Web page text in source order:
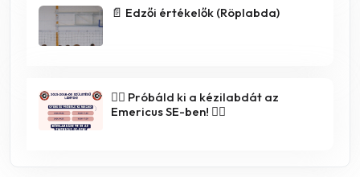
📄 Edzői értékelők (Röplabda)
🤾‍♀️ Próbáld ki a kézilabdát az
Emericus SE-ben! 🤾‍♂️